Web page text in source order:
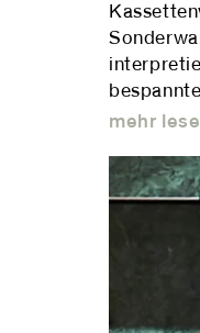
mehr